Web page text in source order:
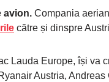
avion. Compania
către și dinspre
Lauda Europe, își va
Austria, Andreas